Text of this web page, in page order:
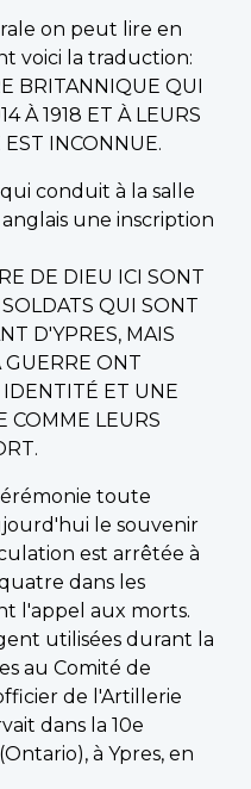
on peut lire en
voici la traduction:
BRITANNIQUE QUI
À 1918 ET À LEURS
INCONNUE.
conduit à la salle
une inscription
DE DIEU ICI SONT
QUI SONT
D'YPRES, MAIS
GUERRE ONT
ET UNE
COMME LEURS
toute
le souvenir
est arrêtée à
dans les
l'appel aux morts.
utilisées durant la
au Comité de
de l'Artillerie
dans la 10e
à Ypres, en